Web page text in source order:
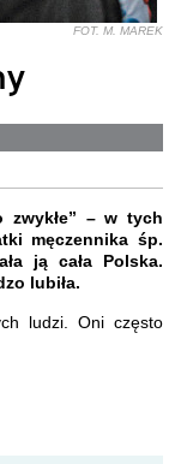
FOT. M. MAREK
zwykłe” – w tych
męczennika śp.
ją cała Polska.
lubiła.
ludzi. Oni często